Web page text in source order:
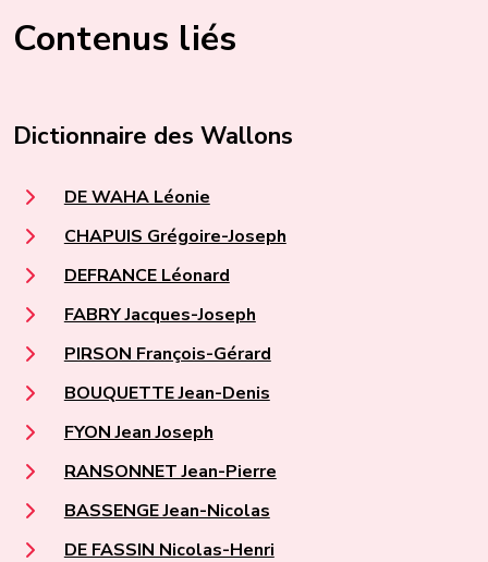
Contenus liés
Dictionnaire des Wallons
DE WAHA Léonie
CHAPUIS Grégoire-Joseph
DEFRANCE Léonard
FABRY Jacques-Joseph
PIRSON François-Gérard
BOUQUETTE Jean-Denis
FYON Jean Joseph
RANSONNET Jean-Pierre
BASSENGE Jean-Nicolas
DE FASSIN Nicolas-Henri